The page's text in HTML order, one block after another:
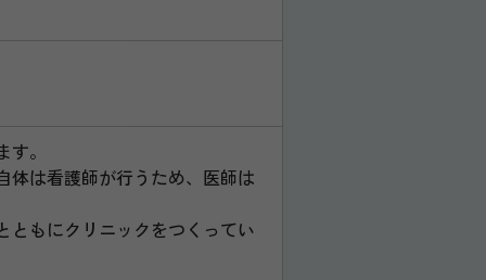
。
体は看護師が行うため、医師は
ともにクリニックをつくってい